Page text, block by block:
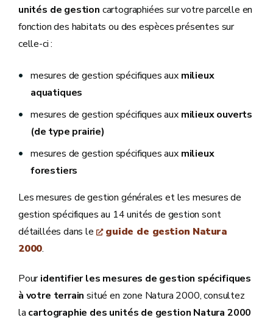
unités de gestion cartographiées sur votre parcelle en
fonction des habitats ou des espèces présentes sur
celle-ci :
mesures de gestion spécifiques aux milieux
aquatiques
mesures de gestion spécifiques aux milieux ouverts
(de type prairie)
mesures de gestion spécifiques aux milieux
forestiers
Les mesures de gestion générales et les mesures de
gestion spécifiques au 14 unités de gestion sont
détaillées dans le
guide de gestion Natura
2000.
Pouridentifier les mesures de gestion spécifiques
à votre terrain situé en zone Natura 2000, consultez
la cartographie des unités de gestion Natura 2000